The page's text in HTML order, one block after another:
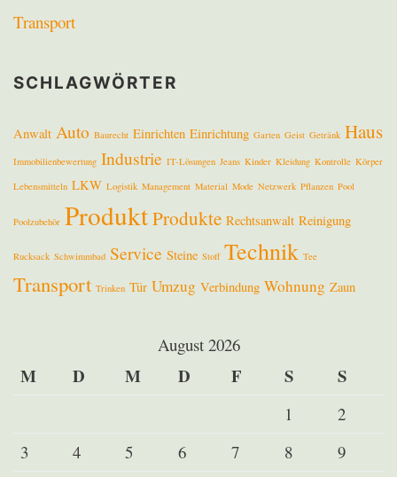
Transport
SCHLAGWÖRTER
Anwalt Auto Baurecht Einrichten Einrichtung Garten Geist Getränk Haus
Immobilienbewertung Industrie IT-Lösungen Jeans Kinder Kleidung Kontrolle Körper
Lebensmitteln LKW Logistik Management Material Mode Netzwerk Pflanzen Pool
Poolzubehör ProduktProdukte Rechtsanwalt Reinigung
Rucksack Schwimmbad Service Steine Stoff Technik Tee
Transport Trinken Tür Umzug Verbindung Wohnung Zaun
August 2026
M D M D F S S
1
2
3
4 5 6 7 8
9